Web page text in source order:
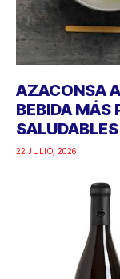
AZACONSA
BEBIDA MÁS
SALUDABLES
22 JULIO, 2026